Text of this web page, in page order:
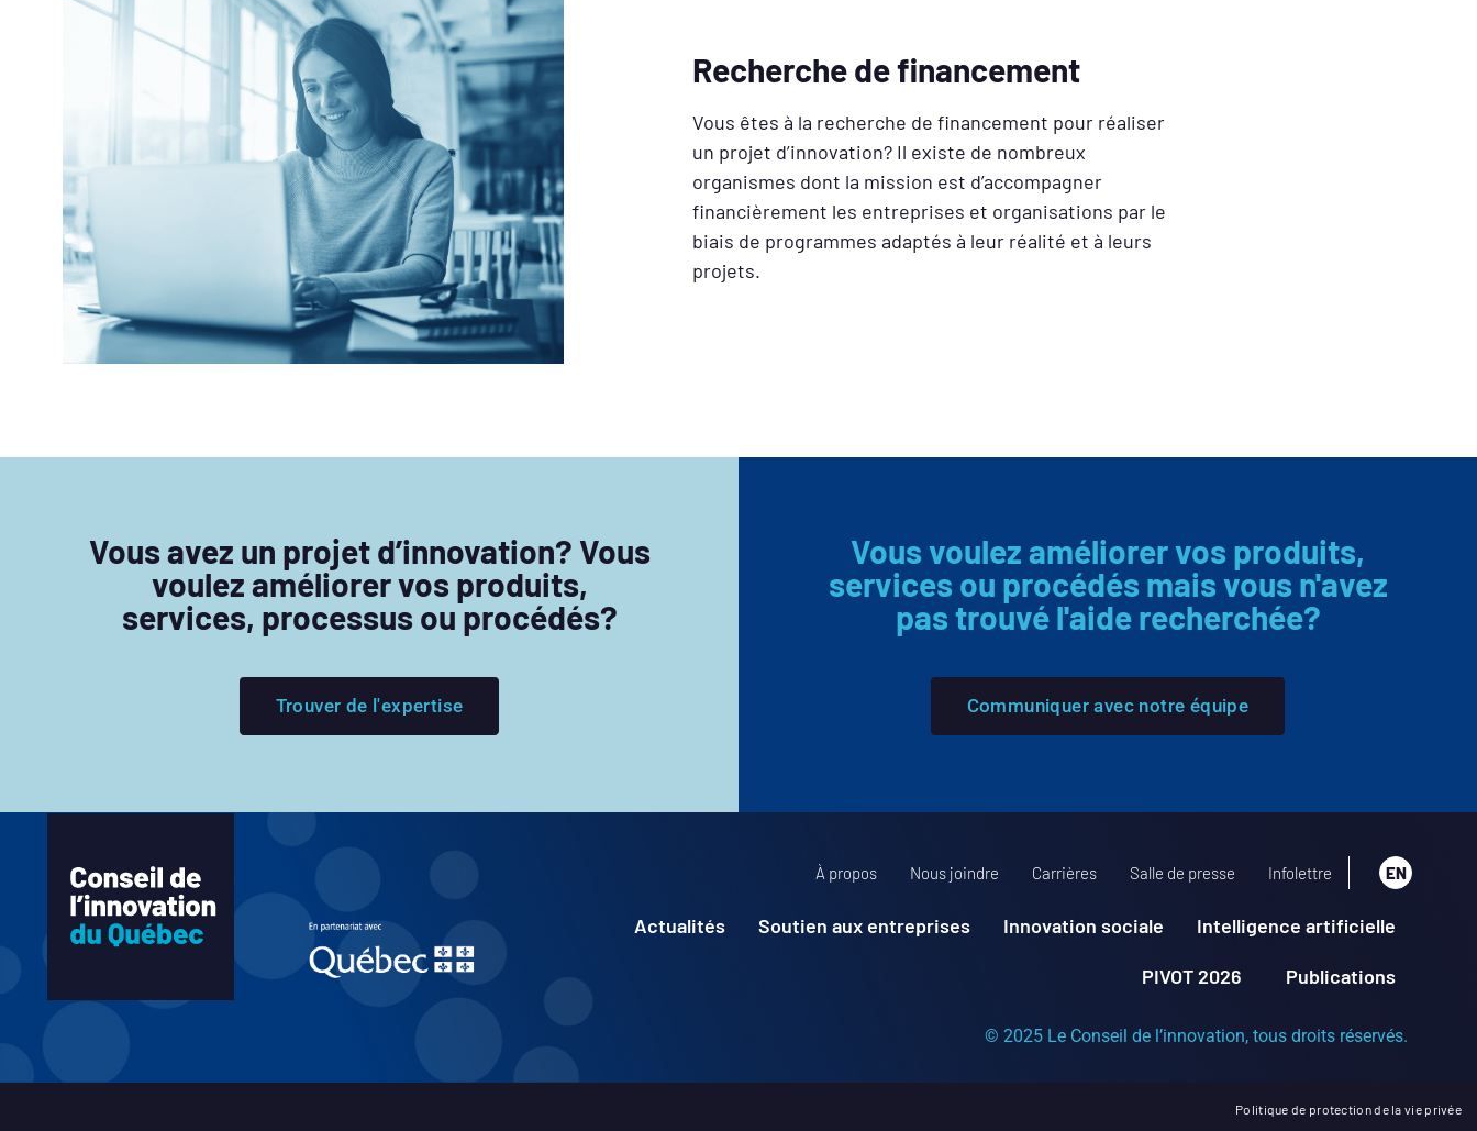
Recherche de financement
Vous êtes à la recherche de financement pour réaliser
un projet d’innovation? Il existe de nombreux
organismes dont la mission est d’accompagner
financièrement les entreprises et organisations par le
biais de programmes adaptés à leur réalité et à leurs
projets.
Vous avez un projet d’innovation? Vous
voulez améliorer vos produits,
services, processus ou procédés?
Trouver de l'expertise
Vous voulez améliorer vos produits,
services ou procédés mais vous n'avez
pas trouvé l'aide recherchée?
Communiquer avec notre équipe
À propos Nous joindre Carrières Salle de presse Infolettre EN
Actualités Soutien aux entreprises Innovation sociale Intelligence artificielle
PIVOT 2026 Publications
© 2025 Le Conseil de l’innovation, tous droits réservés.
Politique de protection de la vie privée